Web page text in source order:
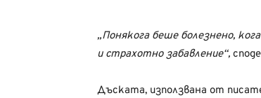
„Понякога беше болезнено,
и страхотно забавление“,
Дъската, използвана от